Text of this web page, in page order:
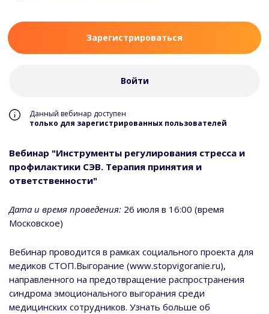
Зарегистрироваться
Войти
Данный вебинар доступен
только для зарегистрированных пользователей
Вебинар "Инструменты регулирования стресса и
профилактики СЭВ. Терапия принятия и
ответственности"
Дата и время проведения: 26 июля в 16:00 (время
Московское)
Вебинар проводится в рамках социального проекта для
медиков СТОП.Выгорание (www.stopvigoranie.ru),
направленного на предотвращение распространения
синдрома эмоционального выгорания среди
медицинских сотрудников. Узнать больше об